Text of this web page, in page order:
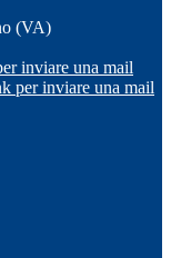
(VA)
inviare una mail
per inviare una mail